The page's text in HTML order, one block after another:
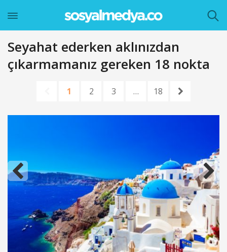
Seyahat ederken aklınızdan
çıkarmamanız gereken 18 nokta
1 2 3 … 18